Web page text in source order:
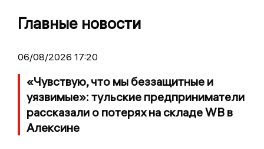
Главные новости
06/08/2026 17:20
«Чувствую, что мы беззащитные и
уязвимые»: тульские предприниматели
рассказали о потерях на складе WB в
Алексине